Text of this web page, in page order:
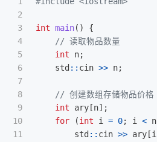
2
3
4
5
6
7
8
9
10
11
int main()
{
// 读取物品数量
int
n;
std :: cin >> n;
// 创建数组存储物品价格
int
ary [n];
for
(int i = 0; i < n
std :: cin >> ary [i